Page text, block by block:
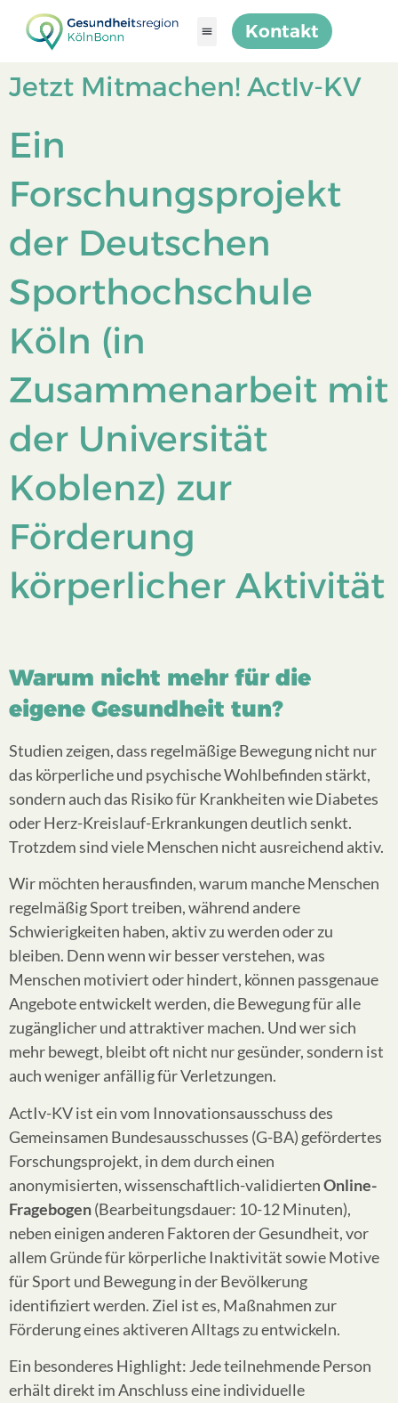
Kontakt
Jetzt Mitmachen! ActIv-KV
Ein
Forschungsprojekt
der Deutschen
Sporthochschule
Köln (in
Zusammenarbeit mit
der Universität
Koblenz) zur
Förderung
körperlicher Aktivität
Warum nicht mehr für die
eigene Gesundheit tun?
Studien zeigen, dass regelmäßige Bewegung nicht nur
das körperliche und psychische Wohlbefinden stärkt,
sondern auch das Risiko für Krankheiten wie Diabetes
oder Herz-Kreislauf-Erkrankungen deutlich senkt.
Trotzdem sind viele Menschen nicht ausreichend aktiv.
Wir möchten herausfinden, warum manche Menschen
regelmäßig Sport treiben, während andere
Schwierigkeiten haben, aktiv zu werden oder zu
bleiben. Denn wenn wir besser verstehen, was
Menschen motiviert oder hindert, können passgenaue
Angebote entwickelt werden, die Bewegung für alle
zugänglicher und attraktiver machen. Und wer sich
mehr bewegt, bleibt oft nicht nur gesünder, sondern ist
auch weniger anfällig für Verletzungen.
ActIv-KV ist ein vom Innovationsausschuss des
Gemeinsamen Bundesausschusses (G-BA) gefördertes
Forschungsprojekt, in dem durch einen
anonymisierten, wissenschaftlich-validiertenOnline-
Fragebogen(Bearbeitungsdauer: 10-12 Minuten),
neben einigen anderen Faktoren der Gesundheit, vor
allem Gründe für körperliche Inaktivität sowie Motive
für Sport und Bewegung in der Bevölkerung
identifiziert werden. Ziel ist es, Maßnahmen zur
Förderung eines aktiveren Alltags zu entwickeln.
Ein besonderes Highlight: Jede teilnehmende Person
erhält direkt im Anschluss eine individuelle